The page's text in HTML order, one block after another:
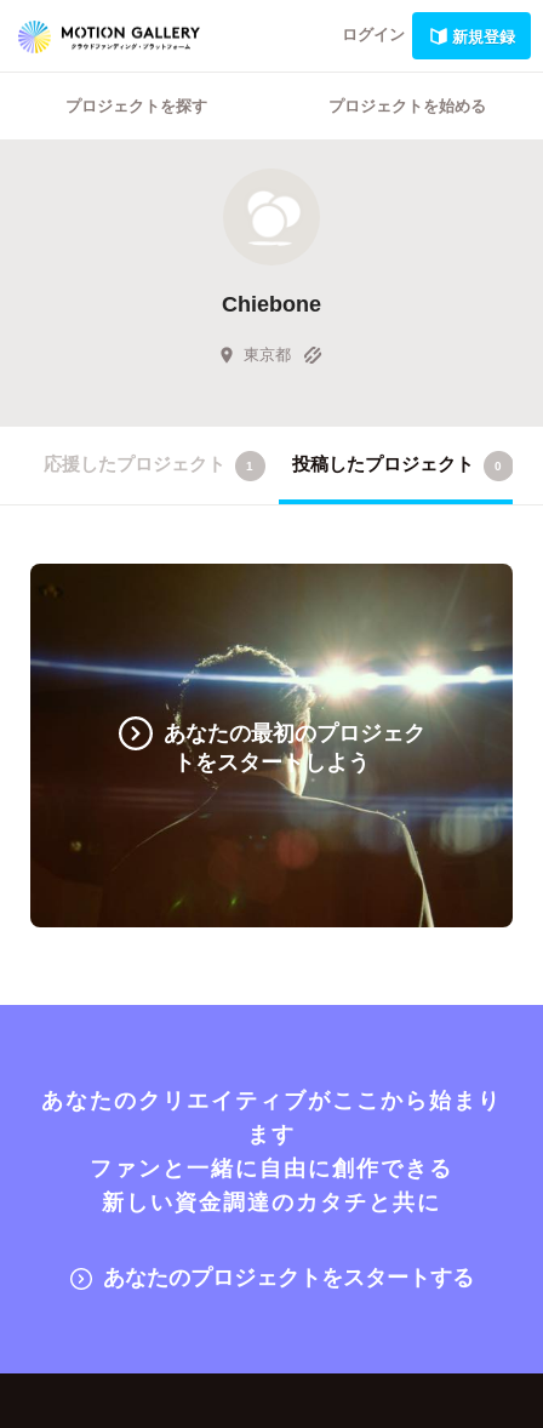
ログイン 新規登録
プロジェクトを探す プロジェクトを始める
Chiebone
東京都
応援したプロジェクト 1 投稿したプロジェクト 0
あなたの最初のプロジェク
トをスタートしよう
あなたのクリエイティブがここから始まり
ます
ファンと一緒に自由に創作できる
新しい資金調達のカタチと共に
あなたのプロジェクトをスタートする